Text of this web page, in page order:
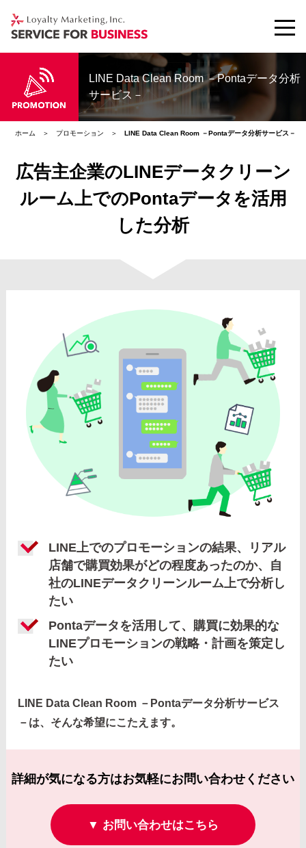
LINE Data Clean Room －Pontaデータ分析
サービス－
ホーム プロモーション LINE Data Clean Room －Pontaデータ分析サービス－
広告主企業のLINEデータクリーン
ルーム上でのPontaデータを活用
した分析
LINE上でのプロモーションの結果、リアル
店舗で購買効果がどの程度あったのか、自
社のLINEデータクリーンルーム上で分析し
たい
Pontaデータを活用して、購買に効果的な
LINEプロモーションの戦略・計画を策定し
たい
LINE Data Clean Room －Pontaデータ分析サービス
－は、そんな希望にこたえます。
詳細が気になる方はお気軽にお問い合わせください
▼ お問い合わせはこちら